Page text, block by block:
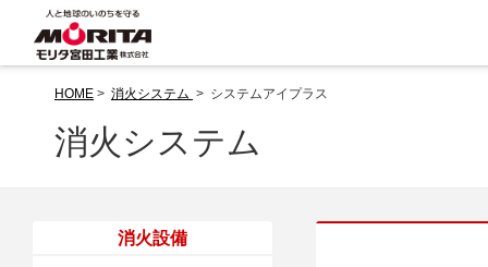
HOME > 消火システム > システムアイプラス
消火システム
消火設備